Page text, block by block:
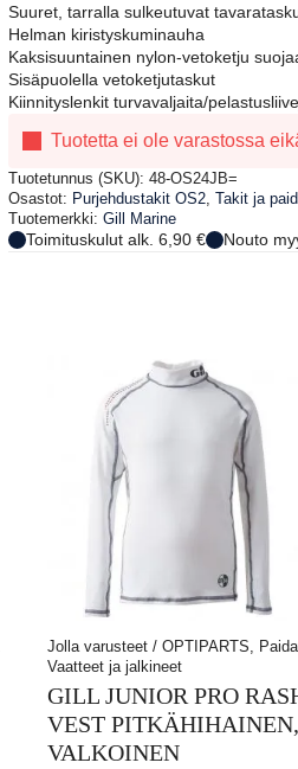
Suuret, tarralla sulkeutuvat
Helman kiristyskuminauha
Kaksisuuntainen nylon-vetoketju
Sisäpuolella vetoketjutaskut
Kiinnityslenkit turvavaljaita/
Tuotetta ei ole varastossa
Tuotetunnus (SKU): 48-OS24JB=
Osastot: Purjehdustakit OS2, Takit ja
Tuotemerkki: Gill Marine
Toimituskulut alk. 6,90 € Nouto
Jolla varusteet / OPTIPARTS,
Vaatteet ja jalkineet
GILL JUNIOR PRO
VEST PITKÄHIHAINEN,
VALKOINEN